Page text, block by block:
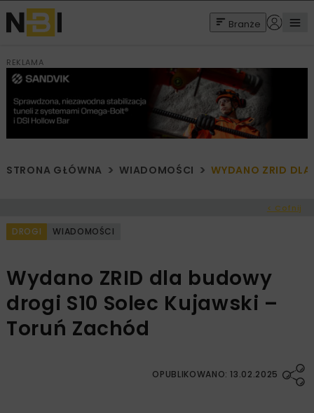
Branże
REKLAMA
STRONA GŁÓWNA WIADOMOŚCI WYDANO ZRID
< Cofnij
DROGI WIADOMOŚCI
Wydano ZRID dla budowy
drogi S10 Solec Kujawski –
Toruń Zachód
OPUBLIKOWANO: 13.02.2025